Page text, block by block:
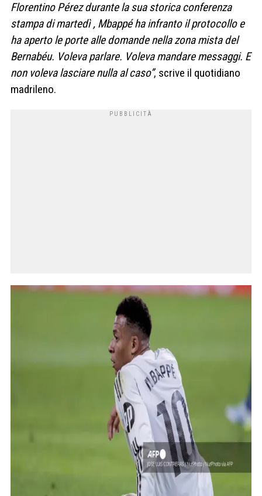
Florentino Pérez durante la sua storica conferenza
stampa di martedì , Mbappé ha infranto il protocollo e
ha aperto le porte alle domande nella zona mista del
Bernabéu. Voleva parlare. Voleva mandare messaggi. E
non voleva lasciare nulla al caso”, scrive il quotidiano
madrileno.